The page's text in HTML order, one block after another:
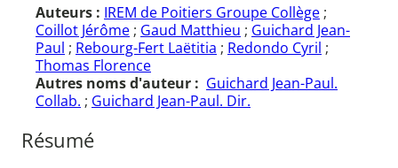
Auteurs : IREM de Poitiers Groupe Collège ;
Coillot Jérôme ; Gaud Matthieu ; Guichard Jean-
Paul ; Rebourg-Fert Laëtitia ; Redondo Cyril ;
Thomas Florence
Autres noms d'auteur : Guichard Jean-Paul.
Collab. ; Guichard Jean-Paul. Dir.
Résumé